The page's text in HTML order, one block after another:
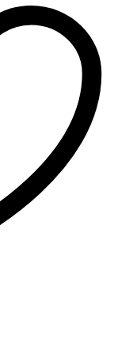
вариаций.
Опции
можно
выбрать
на
странице
товара.